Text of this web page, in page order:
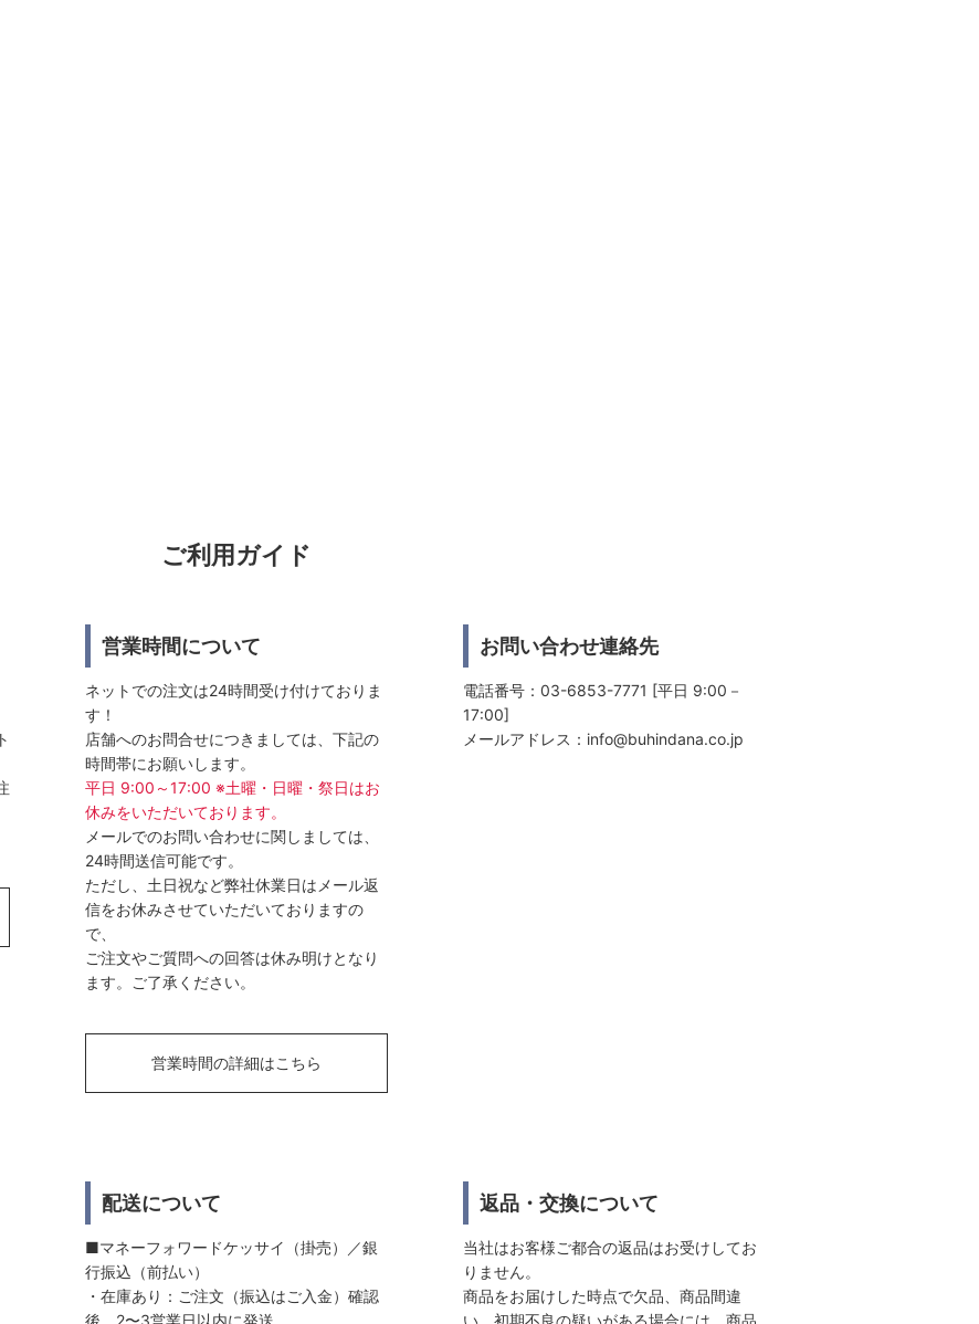
ご利用ガイド
営業時間について
ネットでの注文は24時間受け付けておりま
す！
店舗へのお問合せにつきましては、下記の
時間帯にお願いします。
平日 9:00～17:00 ※土曜・日曜・祭日はお
休みをいただいております。
メールでのお問い合わせに関しましては、
24時間送信可能です。
ただし、土日祝など弊社休業日はメール返
信をお休みさせていただいておりますの
で、
ご注文やご質問への回答は休み明けとなり
ます。ご了承ください。
営業時間の詳細はこちら
お問い合わせ連絡先
電話番号：03-6853-7771 [平日 9:00－
17:00]
メールアドレス： info@buhindana.co.jp
配送について
■マネーフォワードケッサイ（掛売）／銀
行振込（前払い）
・在庫あり：ご注文（振込はご入金）確認
後、2〜3営業日以内に発送
返品・交換について
当社はお客様ご都合の返品はお受けしてお
りません。
商品をお届けした時点で欠品、商品間違
い、初期不良の疑いがある場合には、商品